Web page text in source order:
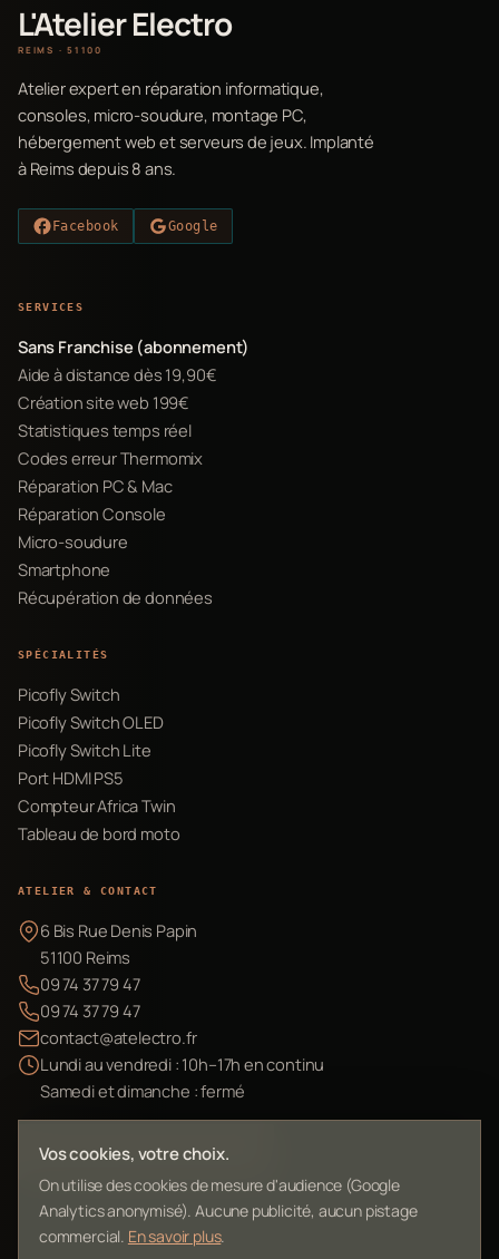
L'Atelier Electro
REIMS · 51100
Atelier expert en réparation informatique,
consoles, micro-soudure, montage PC,
hébergement web et serveurs de jeux. Implanté
à Reims depuis 8 ans.
Facebook Google
SERVICES
Sans Franchise (abonnement)
Aide à distance dès 19,90€
Création site web 199€
Statistiques temps réel
Codes erreur Thermomix
Réparation PC & Mac
Réparation Console
Micro-soudure
Smartphone
Récupération de données
SPÉCIALITÉS
Picofly Switch
Picofly Switch OLED
Picofly Switch Lite
Port HDMI PS5
Compteur Africa Twin
Tableau de bord moto
ATELIER & CONTACT
6 Bis Rue Denis Papin
51100 Reims
09 74 37 79 47
09 74 37 79 47
contact@atelectro.fr
Lundi au vendredi : 10h–17h en continu
Samedi et dimanche : fermé
Envoyer mon matériel
Vos cookies, votre choix.
On utilise des cookies de mesure d'audience (Google
Analytics anonymisé). Aucune publicité, aucun pistage
commercial. En savoir plus.